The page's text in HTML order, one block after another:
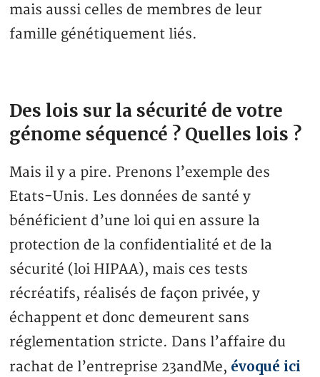
mais aussi celles de membres de leur
famille génétiquement liés.
Des lois sur la sécurité de votre
génome séquencé ? Quelles lois ?
Mais il y a pire. Prenons l’exemple des
Etats-Unis. Les données de santé y
bénéficient d’une loi qui en assure la
protection de la confidentialité et de la
sécurité (loi HIPAA), mais ces tests
récréatifs, réalisés de façon privée, y
échappent et donc demeurent sans
réglementation stricte. Dans l’affaire du
rachat de l’entreprise 23andMe, évoqué ici